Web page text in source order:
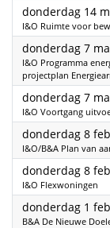
donderdag 14
I&O Ruimte voor
donderdag 7
I&O Programma
projectplan
donderdag 7
I&O Voortgang
donderdag 8
I&O/B&A Plan van
donderdag 8
I&O Flexwoningen
donderdag 1
B&A De Nieuwe